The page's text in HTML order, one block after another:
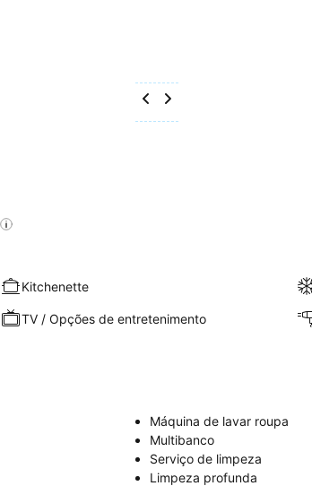
Kitchenette
TV / Opções de entretenimento
Máquina de lavar roupa
Multibanco
Serviço de limpeza
Limpeza profunda